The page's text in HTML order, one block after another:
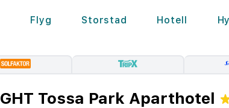
Flyg Storstad Hotell
GHT Tossa Park Aparthotel